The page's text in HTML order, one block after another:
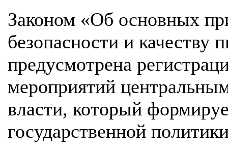
Законом «Об основных
безопасности и качеству
предусмотрена
мероприятий
власти, который
государственной